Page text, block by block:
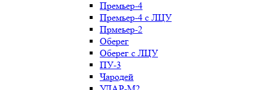
Премьер-4
Премьер-4 с ЛЦУ
Прмеьер-2
Оберег
Оберег с ЛЦУ
ПУ-3
Чародей